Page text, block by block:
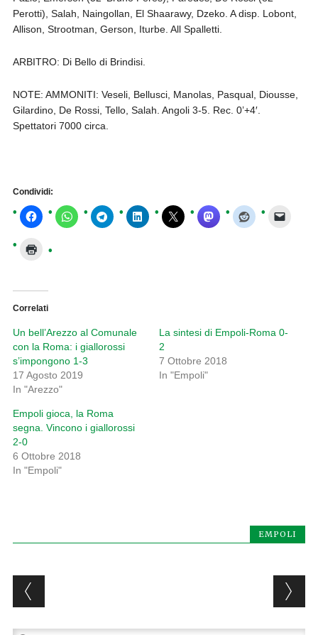
Perotti), Salah, Naingollan, El Shaarawy, Dzeko. A disp. Lobont,
Allison, Strootman, Gerson, Iturbe. All Spalletti.
ARBITRO: Di Bello di Brindisi.
NOTE: AMMONITI: Veseli, Bellusci, Manolas, Pasqual, Diousse,
Gilardino, De Rossi, Tello, Salah. Angoli 3-5. Rec. 0’+4′.
Spettatori 7000 circa.
Condividi:
Correlati
Un bell’Arezzo al Comunale
con la Roma: i giallorossi
s’impongono 1-3
17 Agosto 2019
In "Arezzo"
La sintesi di Empoli-Roma 0-
2
7 Ottobre 2018
In "Empoli"
Empoli gioca, la Roma
segna. Vincono i giallorossi
2-0
6 Ottobre 2018
In "Empoli"
EMPOLI
Post navigation